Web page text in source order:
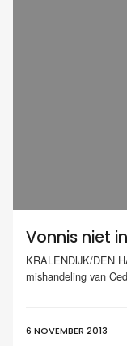
Vonnis niet
KRALENDIJK/DEN
mishandeling van
6 NOVEMBER 2013